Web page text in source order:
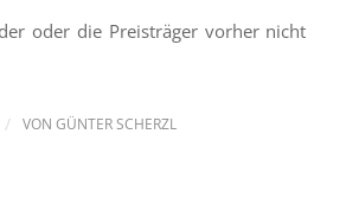
oder die Preisträger vorher nicht
/ VON GÜNTER SCHERZL